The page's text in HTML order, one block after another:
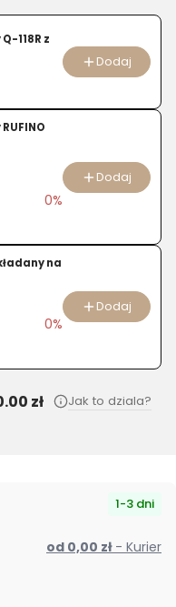
118R z
Dodaj
0%
Dodaj
na
0%
Dodaj
zł Jak to dziala?
1-3 dni
od 0,00 zł - Kurier